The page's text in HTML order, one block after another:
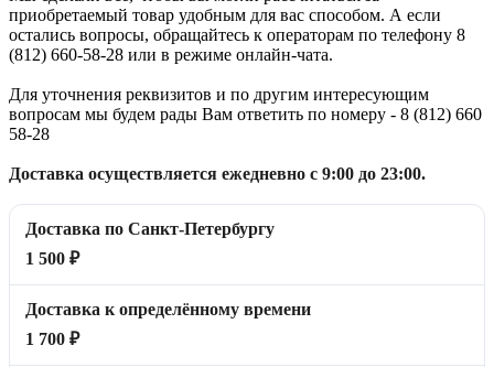
приобретаемый товар удобным для вас способом. А если
остались вопросы, обращайтесь к операторам по телефону 8
(812) 660-58-28 или в режиме онлайн-чата.
Для уточнения реквизитов и по другим интересующим
вопросам мы будем рады Вам ответить по номеру - 8 (812) 660
58-28
Доставка осуществляется ежедневно с 9:00 до 23:00.
Доставка по Санкт-Петербургу
1 500 ₽
Доставка к определённому времени
1 700 ₽